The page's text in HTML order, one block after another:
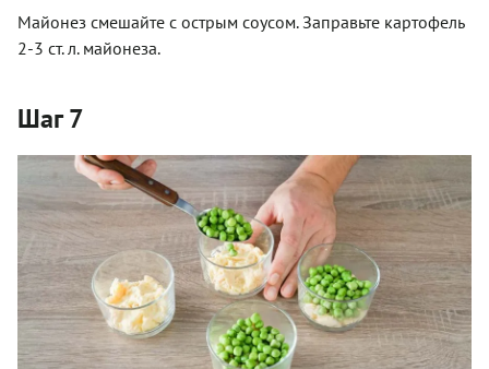
Майонез смешайте с острым соусом. Заправьте картофель
2-3 ст. л. майонеза.
Шаг 7